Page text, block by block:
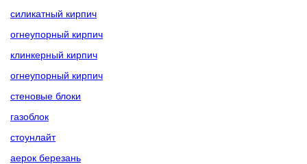
силикатный кирпич
огнеупорный кирпич
клинкерный кирпич
огнеупорный кирпич
стеновые блоки
газоблок
стоунлайт
аерок березань